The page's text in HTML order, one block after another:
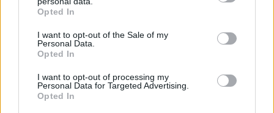
Opted In
I want to opt-out of the Sale of my
Personal Data.
Opted In
I want to opt-out of processing my
Personal Data for Targeted Advertising.
Opted In
Autore
Redazione Fantacalcio.it